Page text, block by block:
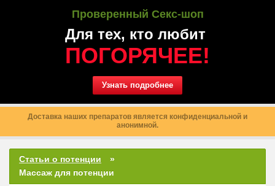
Проверенный Секс-шоп
Для тех, кто любит
ПОГОРЯЧЕЕ!
Узнать подробнее
Доставка наших препаратов является конфиденциальной и
анонимной.
Статьи о потенции
Массаж для потенции